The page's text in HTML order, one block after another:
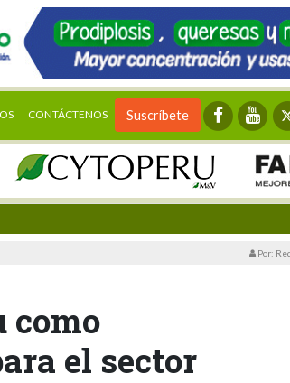
CONTÁCTENOS Suscríbete
Por:
como
el sector